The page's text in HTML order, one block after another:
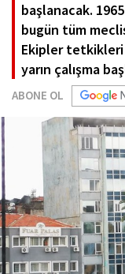
başlanacak.
bugün tüm
Ekipler tetkikleri
yarın çalışma
ABONE OL